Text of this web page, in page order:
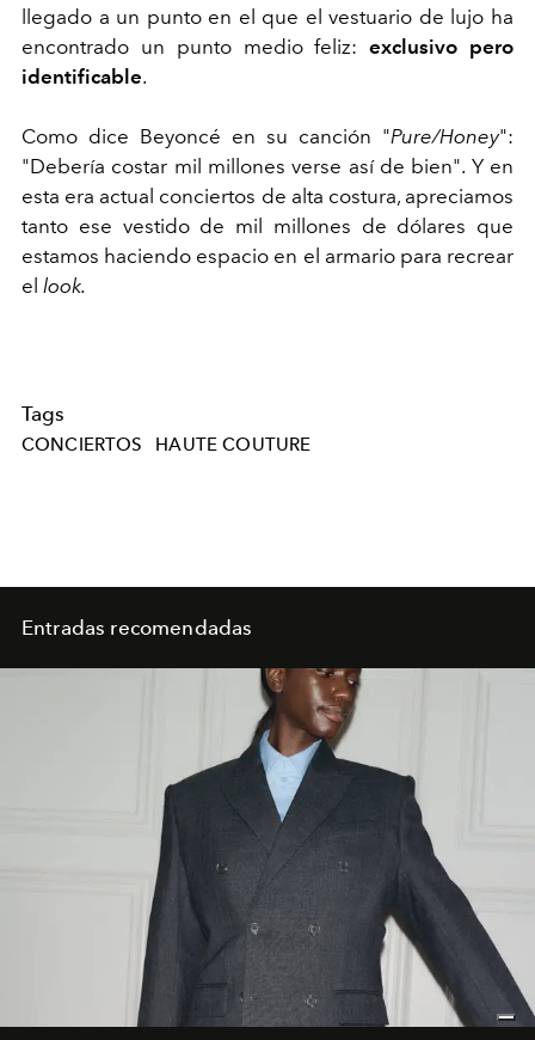
llegado a un punto en el que el vestuario de lujo ha
encontrado un punto medio feliz:exclusivo pero
identificable.
Como dice Beyoncé en su canción "Pure/Honey":
"Debería costar mil millones verse así de bien". Y en
esta era actual conciertos de alta costura, apreciamos
tanto ese vestido de mil millones de dólares que
estamos haciendo espacio en el armario para recrear
el look.
Tags
CONCIERTOS HAUTE COUTURE
Entradas recomendadas